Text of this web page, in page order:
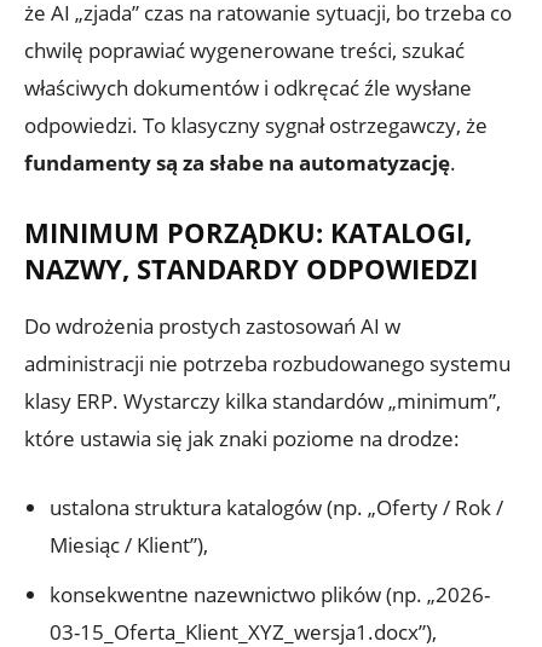
że AI „zjada” czas na ratowanie sytuacji, bo trzeba co
chwilę poprawiać wygenerowane treści, szukać
właściwych dokumentów i odkręcać źle wysłane
odpowiedzi. To klasyczny sygnał ostrzegawczy, że
fundamenty są za słabe na automatyzację.
MINIMUM PORZĄDKU: KATALOGI,
NAZWY, STANDARDY ODPOWIEDZI
Do wdrożenia prostych zastosowań AI w
administracji nie potrzeba rozbudowanego systemu
klasy ERP. Wystarczy kilka standardów „minimum”,
które ustawia się jak znaki poziome na drodze:
ustalona struktura katalogów (np. „Oferty / Rok /
Miesiąc / Klient”),
konsekwentne nazewnictwo plików (np. „2026-
03-15_Oferta_Klient_XYZ_wersja1.docx”),